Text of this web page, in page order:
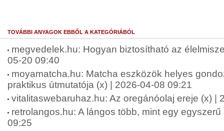
TOVÁBBI ANYAGOK EBBŐL A KATEGÓRIÁBÓL
megvedelek.hu: Hogyan biztosítható az
05-20 09:40
moyamatcha.hu: Matcha eszközök helyes
praktikus útmutatója (x) | 2026-04-08 09:21
vitalitaswebaruhaz.hu: Az oregánóolaj ereje (x) |
retrolangos.hu: A lángos több, mint egy
09:25